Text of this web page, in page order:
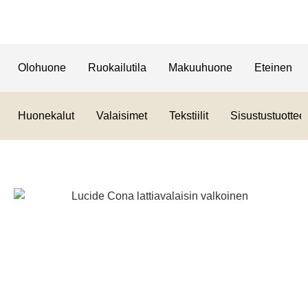
Olohuone Ruokailutila Makuuhuone Eteinen
Huonekalut Valaisimet Tekstiilit Sisustustuotteet